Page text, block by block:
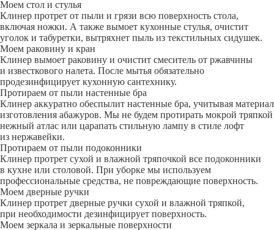
Моем стол и стулья
Клинер протрет от пыли и грязи всю поверхность стола,
включая ножки. А также вымоет кухонные стулья, очистит
уголок и табуретки, вытряхнет пыль из текстильных сидушек.
Моем раковину и кран
Клинер вымоет раковину и очистит смеситель от ржавчины
и известкового налета. После мытья обязательно
продезинфицирует кухонную сантехнику.
Протираем от пыли настенные бра
Клинер аккуратно обеспылит настенные бра, учитывая материал
изготовления абажуров. Мы не будем протирать мокрой тряпкой
нежный атлас или царапать стильную лампу в стиле лофт
из нержавейки.
Протираем от пыли подоконники
Клинер протрет сухой и влажной тряпочкой все подоконники
в кухне или столовой. При уборке мы используем
профессиональные средства, не повреждающие поверхность.
Моем дверные ручки
Клинер протрет дверные ручки сухой и влажной тряпкой,
при необходимости дезинфицирует поверхность.
Моем зеркала и зеркальные поверхности